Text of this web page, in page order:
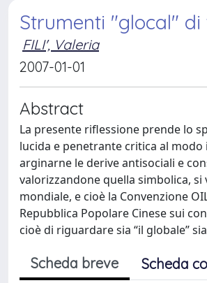
Strumenti "glocal"
FILI', Valeria
2007-01-01
Abstract
La presente riflessione prende lo
lucida e penetrante critica al
arginarne le derive antisociali e
valorizzandone quella simbolica,
mondiale, e cioè la Convenzione
Repubblica Popolare Cinese sui
cioè di riguardare sia “il globale”
Scheda breve Scheda